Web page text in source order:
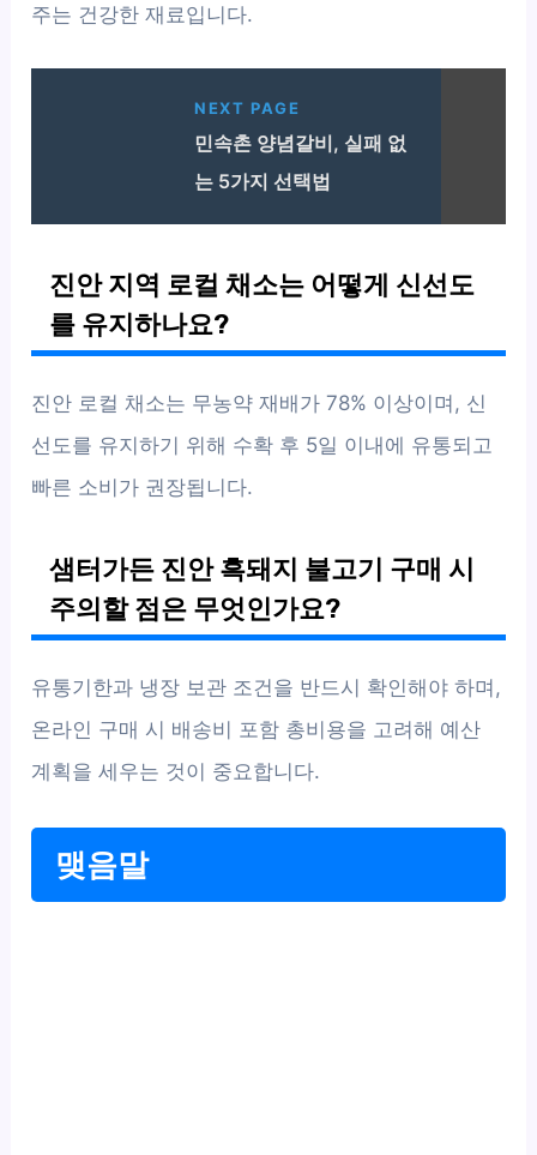
주는 건강한 재료입니다.
NEXT PAGE
민속촌 양념갈비, 실패 없
는 5가지 선택법
진안 지역 로컬 채소는 어떻게 신선도
를 유지하나요?
진안 로컬 채소는 무농약 재배가 78% 이상이며, 신
선도를 유지하기 위해 수확 후 5일 이내에 유통되고
빠른 소비가 권장됩니다.
샘터가든 진안 흑돼지 불고기 구매 시
주의할 점은 무엇인가요?
유통기한과 냉장 보관 조건을 반드시 확인해야 하며,
온라인 구매 시 배송비 포함 총비용을 고려해 예산
계획을 세우는 것이 중요합니다.
맺음말